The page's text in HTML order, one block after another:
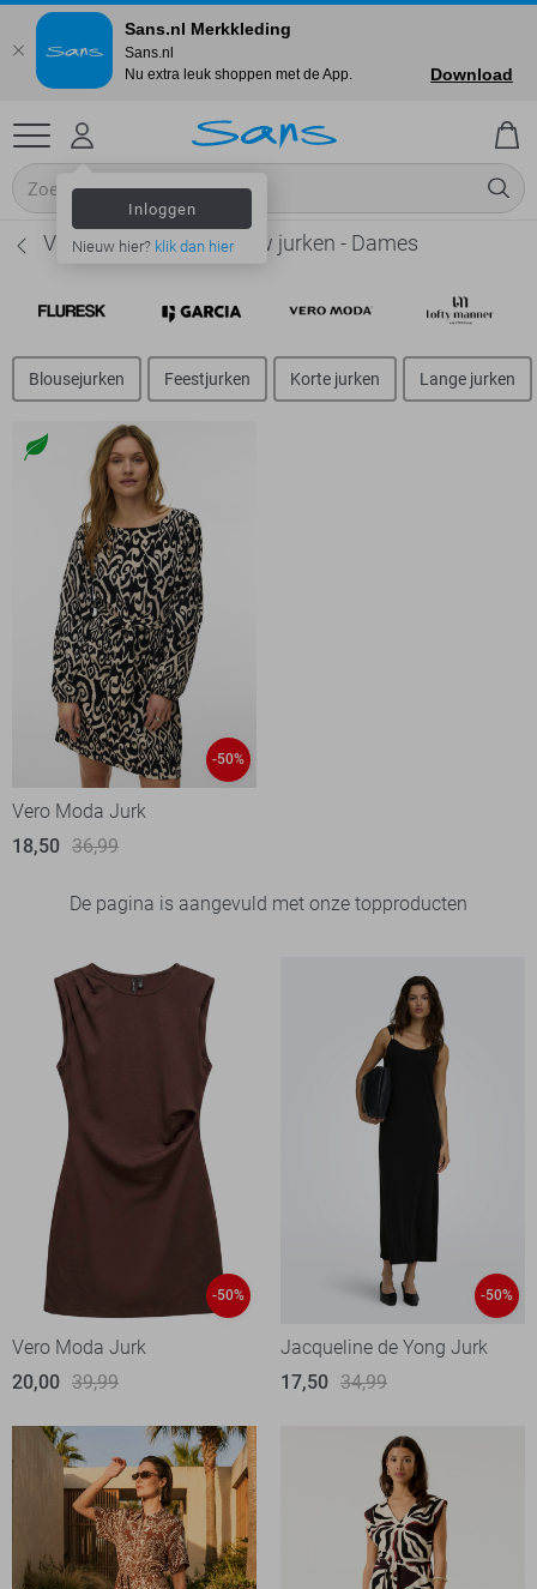
Inloggen
Nieuw hier? klik dan hier
Vero Moda Lange mouw jurken - Dames
Blousejurken Feestjurken Korte jurken Lange jurken
-50%
Vero Moda Jurk
18,50 36,99
De pagina is aangevuld met onze topproducten
-50%
Vero Moda Jurk
20,00 39,99
-50%
Jacqueline de Yong Jurk
17,50 34,99
Sans.nl Merkkleding
Sans.nl
Nu extra leuk shoppen met de App.
Download